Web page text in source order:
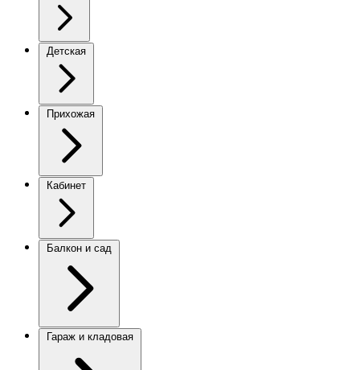
Детская
Прихожая
Кабинет
Балкон и сад
Гараж и кладовая